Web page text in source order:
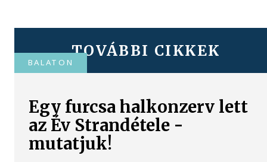
TOVÁBBI CIKKEK
BALATON
Egy furcsa halkonzerv lett
az Év Strandétele -
mutatjuk!